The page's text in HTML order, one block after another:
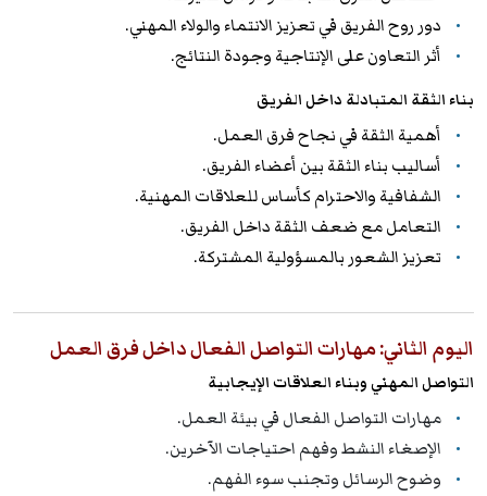
دور روح الفريق في تعزيز الانتماء والولاء المهني.
أثر التعاون على الإنتاجية وجودة النتائج.
بناء الثقة المتبادلة داخل الفريق
أهمية الثقة في نجاح فرق العمل.
أساليب بناء الثقة بين أعضاء الفريق.
الشفافية والاحترام كأساس للعلاقات المهنية.
التعامل مع ضعف الثقة داخل الفريق.
تعزيز الشعور بالمسؤولية المشتركة.
اليوم الثاني: مهارات التواصل الفعال داخل فرق العمل
التواصل المهني وبناء العلاقات الإيجابية
مهارات التواصل الفعال في بيئة العمل.
الإصغاء النشط وفهم احتياجات الآخرين.
وضوح الرسائل وتجنب سوء الفهم.